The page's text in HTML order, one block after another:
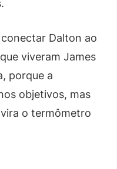
Dalton ao
viveram James
porque a
objetivos, mas
o termômetro